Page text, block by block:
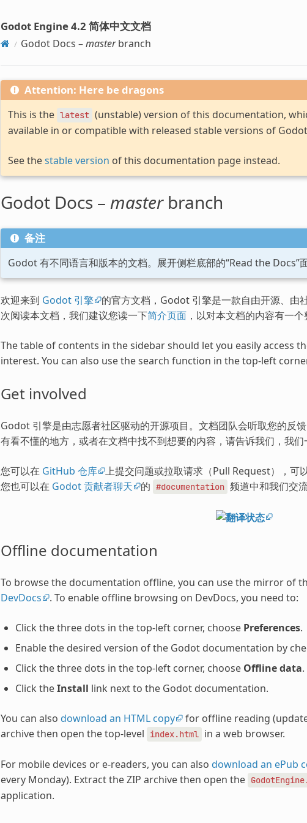
Godot Engine 4.2 简体中文文档
Godot Docs –masterbranch
Attention: Here be dragons
This is the latest (unstable) version of this documentation,
available in or compatible with released stable versions of
See thestable version of this documentation page instead.
Godot Docs – masterbranch
备注
Godot 有不同语言和版本的文档。展开侧栏底部的“Read the Docs”
欢迎来到 Godot 引擎 的官方文档，Godot 引擎是一款自由开源、由
次阅读本文档，我们建议您读一下简介页面，以对本文档的内容有一个
The table of contents in the sidebar should let you easily access
interest. You can also use the search function in the top-left
Get involved
Godot 引擎是由志愿者社区驱动的开源项目。文档团队会听取您的反
有看不懂的地方，或者在文档中找不到想要的内容，请告诉我们，我们
您可以在 GitHub 仓库 上提交问题或拉取请求（Pull Request），可
您也可以在 Godot 贡献者聊天 的 #documentation 频道中和我们交流
Offline documentation
To browse the documentation offline, you can use the mirror of
DevDocs
. To enable offline browsing on DevDocs, you need to:
Click the three dots in the top-left corner, choose Preferences.
Enable the desired version of the Godot documentation by
Click the three dots in the top-left corner, choose Offline data.
Click theInstall link next to the Godot documentation.
You can also download an HTML copy for offline reading
archive then open the top-level
index.html in a web browser.
For mobile devices or e-readers, you can also download an ePub
every Monday). Extract the ZIP archive then open the
application.